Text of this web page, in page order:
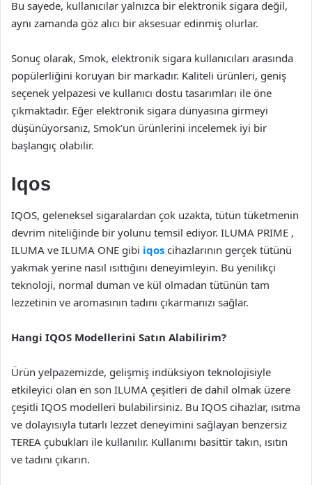
Bu sayede, kullanıcılar yalnızca bir elektronik sigara değil,
aynı zamanda göz alıcı bir aksesuar edinmiş olurlar.
Sonuç olarak, Smok, elektronik sigara kullanıcıları arasında
popülerliğini koruyan bir markadır. Kaliteli ürünleri, geniş
seçenek yelpazesi ve kullanıcı dostu tasarımları ile öne
çıkmaktadır. Eğer elektronik sigara dünyasına girmeyi
düşünüyorsanız, Smok’un ürünlerini incelemek iyi bir
başlangıç olabilir.
Iqos
IQOS, geleneksel sigaralardan çok uzakta, tütün tüketmenin
devrim niteliğinde bir yolunu temsil ediyor. ILUMA PRIME ,
ILUMA ve ILUMA ONE gibi iqos cihazlarının gerçek tütünü
yakmak yerine nasıl ısıttığını deneyimleyin. Bu yenilikçi
teknoloji, normal duman ve kül olmadan tütünün tam
lezzetinin ve aromasının tadını çıkarmanızı sağlar.
Hangi IQOS Modellerini Satın Alabilirim?
Ürün yelpazemizde, gelişmiş indüksiyon teknolojisiyle
etkileyici olan en son ILUMA çeşitleri de dahil olmak üzere
çeşitli IQOS modelleri bulabilirsiniz. Bu IQOS cihazlar, ısıtma
ve dolayısıyla tutarlı lezzet deneyimini sağlayan benzersiz
TEREA çubukları ile kullanılır. Kullanımı basittir takın, ısıtın
ve tadını çıkarın.